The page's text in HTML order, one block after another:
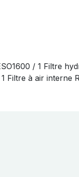
/ 1 Filtre
Filtre à air